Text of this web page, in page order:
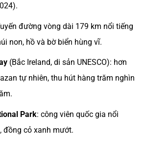
đường vòng dài 179 km nổi tiếng
non, hồ và bờ biển hùng vĩ.
(Bắc Ireland, di sản UNESCO): hơn
tự nhiên, thu hút hàng trăm nghìn
Park: công viên quốc gia nổi
đồng cỏ xanh mướt.